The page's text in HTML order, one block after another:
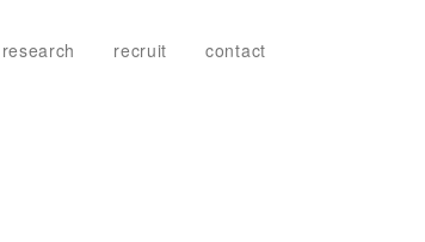
research recruit contact